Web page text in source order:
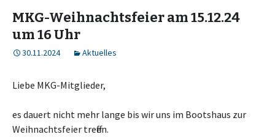
MKG-Weihnachtsfeier am 15.12.24
um 16 Uhr
30.11.2024 Aktuelles
Liebe MKG-Mitglieder,
es dauert nicht mehr lange bis wir uns im Bootshaus zur
Weihnachtsfeier treffen.